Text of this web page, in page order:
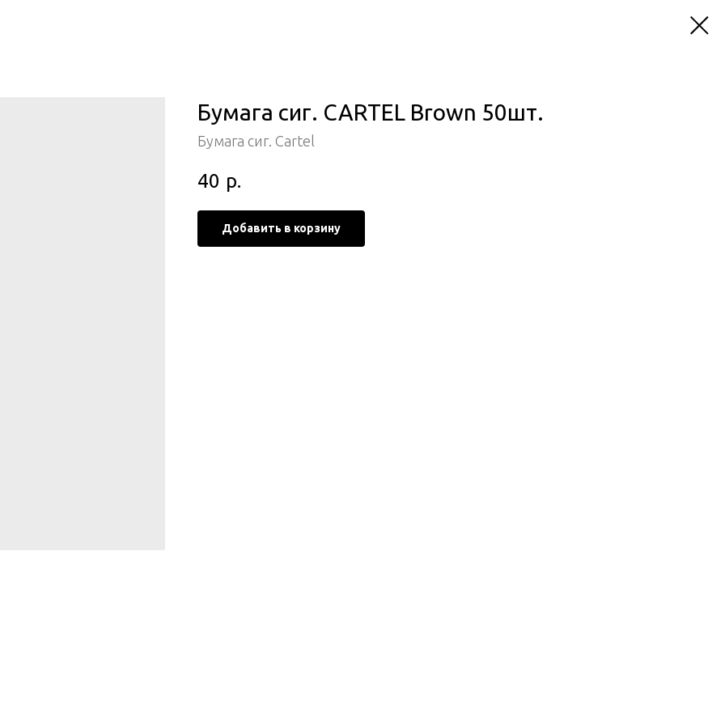
Бумага сиг. CARTEL Brown 50шт.
Бумага сиг. Cartel
40 р.
Добавить в корзину